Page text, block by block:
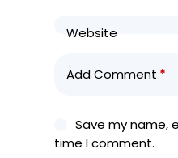
Website
Add Comment *
Save my name,
time I comment.